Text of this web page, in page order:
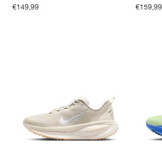
€149,99
€159,99